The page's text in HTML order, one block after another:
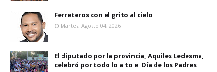
Ferreteros con el grito al cielo
Martes, Agosto 04, 2026
El diputado por la provincia, Aquiles Ledesma,
celebró por todo lo alto el Día de los Padres